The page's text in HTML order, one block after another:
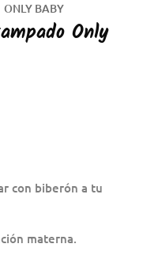
ONLY BABY
Only
con biberón a tu
materna.